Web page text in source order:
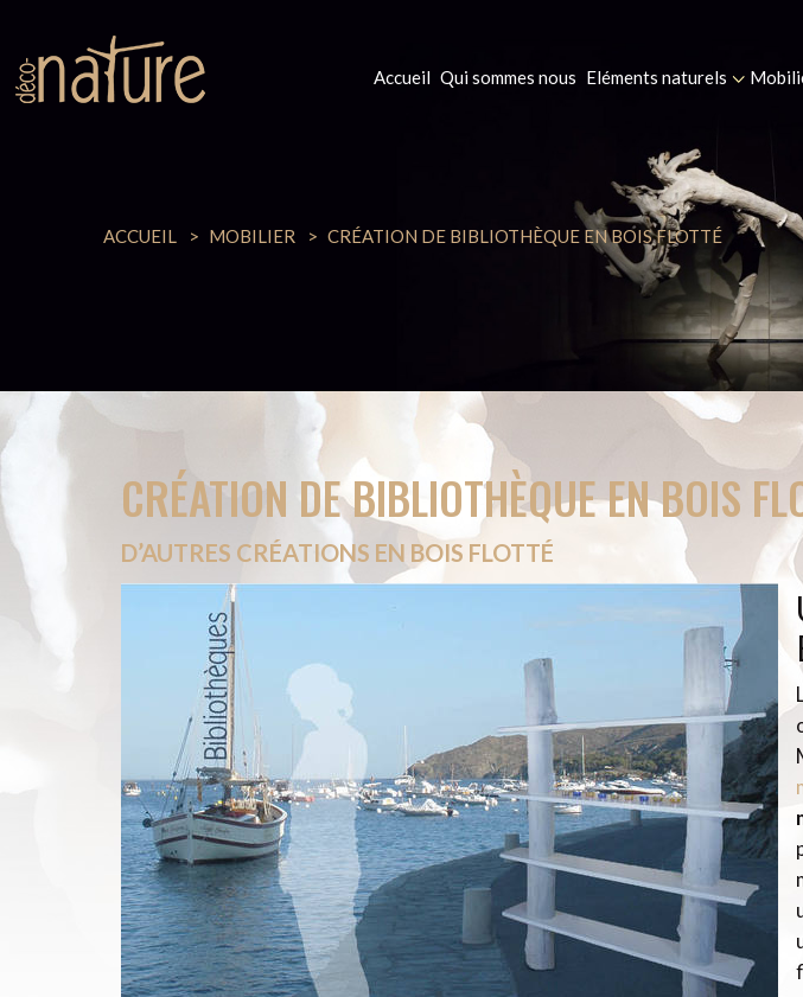
Accueil Qui sommes nous Eléments naturels
ACCUEIL MOBILIER CRÉATION DE BIBLIOTHÈQUE EN BOIS FLOTTÉ
CRÉATION DE BIBLIOTHÈQUE EN BOIS
D’AUTRES CRÉATIONS EN BOIS FLOTTÉ